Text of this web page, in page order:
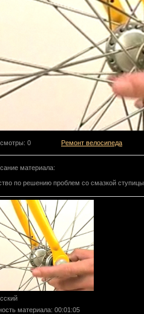
: 0 Ремонт велосипеда
материала:
по решению проблем со смазкой ступицы.
материала: 00:01:05